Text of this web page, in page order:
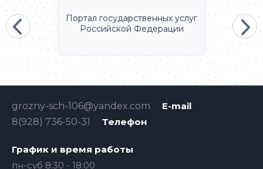
Портал государственных услуг
Российской Федерации
E-mail
grozny-sch-106@yandex.com
Телефон
8(928) 736-50-31
График и время работы
пн-суб 8:30 - 18:00